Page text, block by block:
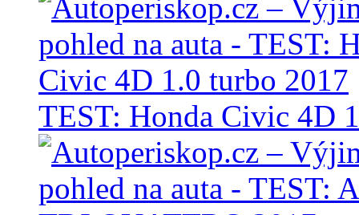
TEST: Honda Civic 4D